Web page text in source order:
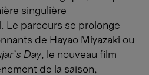
singulière
Le parcours se prolonge
de Hayao Miyazaki ou
Day, le nouveau film
de la saison,